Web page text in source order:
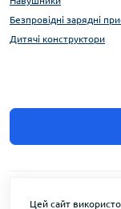
Безпровідні зарядні
Дитячі конструктори
Цей сайт